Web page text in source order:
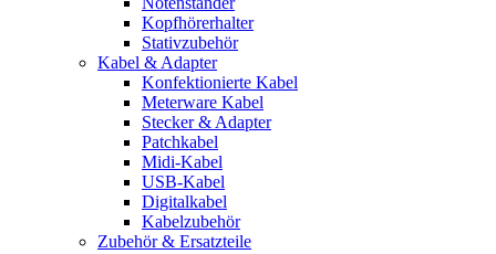
Kopfhörerhalter
Stativzubehör
Kabel & Adapter
Konfektionierte Kabel
Meterware Kabel
Stecker & Adapter
Patchkabel
Midi-Kabel
USB-Kabel
Digitalkabel
Kabelzubehör
Zubehör & Ersatzteile